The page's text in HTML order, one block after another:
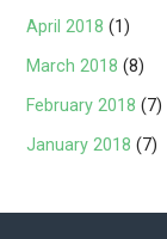
April 2018 (1)
March 2018 (8)
February 2018 (7)
January 2018 (7)